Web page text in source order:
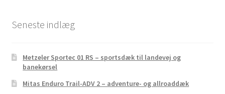
Seneste indlæg
Metzeler Sportec 01 RS – sportsdæk til landevej og
banekørsel
Mitas Enduro Trail-ADV 2 – adventure- og allroaddæk